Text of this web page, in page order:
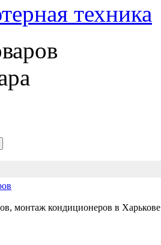
техника
монтаж кондиционеров в